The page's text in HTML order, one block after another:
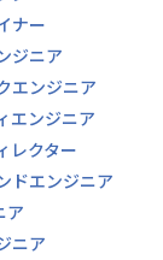
ナー
ジニア
エンジニア
エンジニア
レクター
ドエンジニア
ア
ニア